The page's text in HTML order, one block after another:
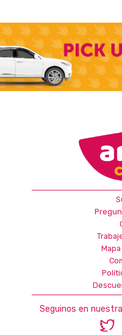
Seguinos en